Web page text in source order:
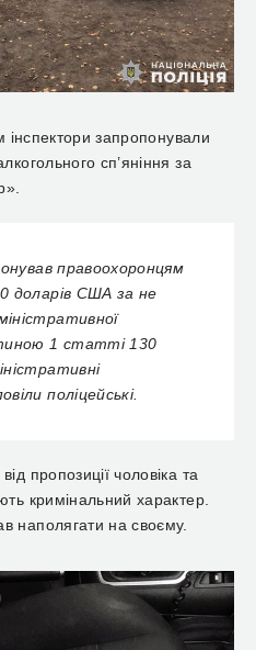
інспектори запропонували
сп’яніння за
правоохоронцям
доларів США за не
1 статті 130
поліцейські.
пропозиції чоловіка та
кримінальний характер.
наполягати на своєму.